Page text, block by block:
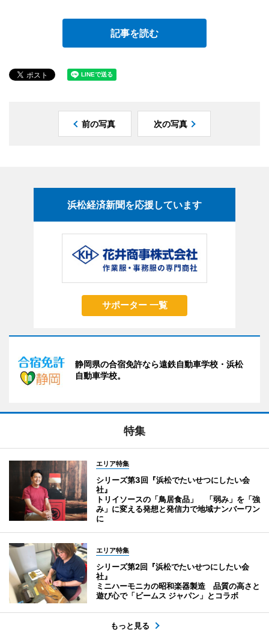
記事を読む
前の写真 次の写真
浜松経済新聞を応援しています
サポーター 一覧
静岡県の合宿免許なら遠鉄自動車学校・浜松
自動車学校。
特集
エリア特集
シリーズ第3回『浜松でたいせつにしたい会
社』
トリイソースの「鳥居食品」 「弱み」を「強
み」に変える発想と発信力で地域ナンバーワン
に
エリア特集
シリーズ第2回『浜松でたいせつにしたい会
社』
ミニハーモニカの昭和楽器製造 品質の高さと
遊び心で「ビームス ジャパン」とコラボ
もっと見る